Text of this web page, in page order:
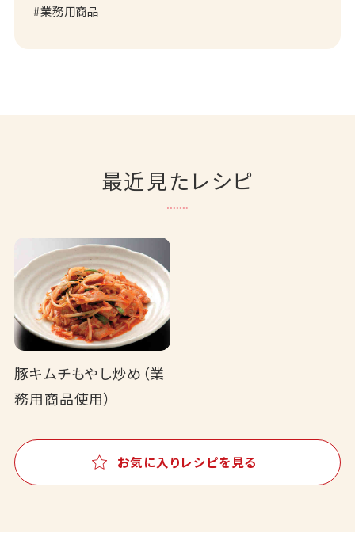
業務用商品
最近見たレシピ
豚キムチもやし炒め（業
務用商品使用）
お気に入りレシピを見る